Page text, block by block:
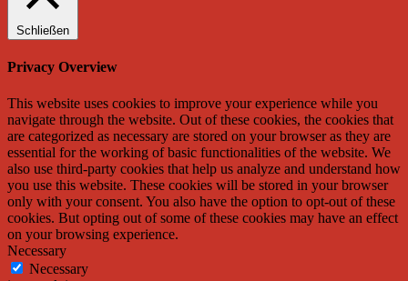
Schließen
Privacy Overview
This website uses cookies to improve your experience while you
navigate through the website. Out of these cookies, the cookies that
are categorized as necessary are stored on your browser as they are
essential for the working of basic functionalities of the website. We
also use third-party cookies that help us analyze and understand how
you use this website. These cookies will be stored in your browser
only with your consent. You also have the option to opt-out of these
cookies. But opting out of some of these cookies may have an effect
on your browsing experience.
Necessary
Necessary